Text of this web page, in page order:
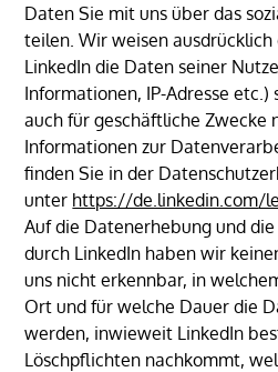
Daten Sie mit uns über das
teilen. Wir weisen ausdrücklich
LinkedIn die Daten seiner
Informationen, IP-Adresse etc.)
auch für geschäftliche Zwecke
Informationen zur
finden Sie in der
unter https://de.linkedin.com/
Auf die Datenerhebung und
durch LinkedIn haben wir
uns nicht erkennbar, in
Ort und für welche Dauer die
werden, inwieweit LinkedIn
Löschpflichten nachkommt,